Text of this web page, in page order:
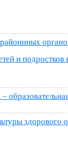
и
здорового